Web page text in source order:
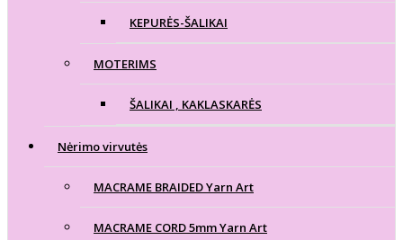
KEPURĖS-ŠALIKAI
MOTERIMS
ŠALIKAI , KAKLASKARĖS
Nėrimo virvutės
MACRAME BRAIDED Yarn Art
MACRAME CORD 5mm Yarn Art